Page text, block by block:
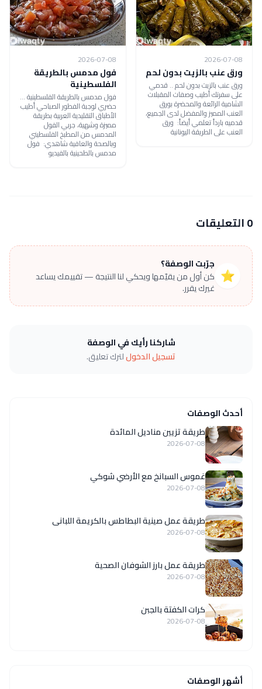
2026-07-08
ورق عنب بالزيت بدون لحم
ورق عنب بالزيت بدون لحم .. قدمي
على سفرتك أطيب وصفات المقبلات
الشامية الرائعة والمحضرة بورق
العنب المميز والمفضل لدى الجميع،
قدميه بارداً تعلمي أيضاً: ورق
العنب على الطريقة اليونانية
2026-07-08
فول مدمس بالطريقة
الفلسطينية
فول مدمس بالطريقة الفلسطينية ...
حضري لوجبة الفطور الصباحي أطيب
الأطباق التقليدية العربية بطريقة
مميزة وشهية، جربي الفول
المدمس من المطبخ الفلسطيني
وبالصحة والعافية شاهدي: فول
مدمس بالطحينية بالفيديو
0 التعليقات
⭐
جرّبت الوصفة؟
كن أول من يقيّمها ويحكي لنا النتيجة — تقييمك يساعد
غيرك يقرر.
شاركنا رأيك في الوصفة
تسجيل الدخوللترك تعليق.
أحدث الوصفات
طريقة تزيين مناديل المائدة
2026-07-08
غموس السبانخ مع الأرضي شوكي
2026-07-08
طريقة عمل صينية البطاطس بالكريمة اللبانى
2026-07-08
طريقة عمل بارز الشوفان الصحية
2026-07-08
كرات الكفتة بالجبن
2026-07-08
أشهر الوصفات